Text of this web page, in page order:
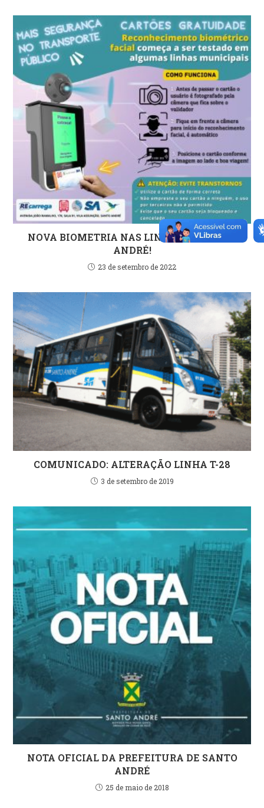
NOVA BIOMETRIA NAS LINHAS DE SANTO
ANDRÉ!
23 de setembro de 2022
COMUNICADO: ALTERAÇÃO LINHA T-28
3 de setembro de 2019
NOTA OFICIAL DA PREFEITURA DE SANTO
ANDRÉ
25 de maio de 2018